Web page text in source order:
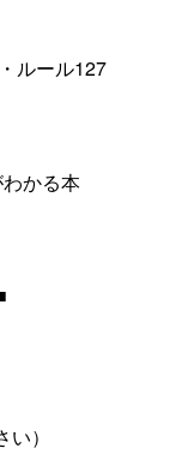
ルール127
かる本
）